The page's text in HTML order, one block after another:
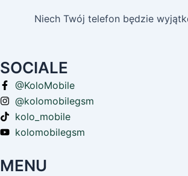
Niech Twój telefon będzie
SOCIALE
@KoloMobile
@kolomobilegsm
kolo_mobile
kolomobilegsm
MENU